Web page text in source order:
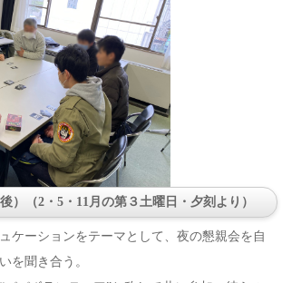
）（2・5・11月の第３土曜日・夕刻より）
ケーションをテーマとして、夜の懇親会を自
を聞き合う。